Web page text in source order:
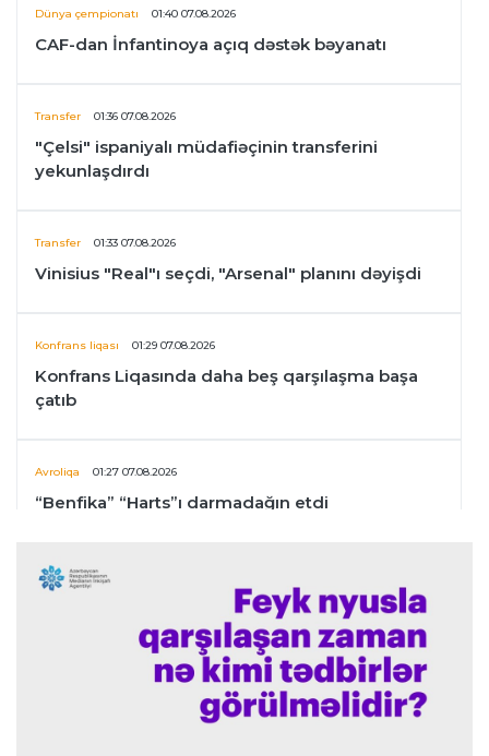
Dünya çempionatı 01:40 07.08.2026
CAF-dan İnfantinoya açıq dəstək bəyanatı
Transfer 01:36 07.08.2026
"Çelsi" ispaniyalı müdafiəçinin transferini
yekunlaşdırdı
Transfer 01:33 07.08.2026
Vinisius "Real"ı seçdi, "Arsenal" planını dəyişdi
Konfrans liqası 01:29 07.08.2026
Konfrans Liqasında daha beş qarşılaşma başa
çatıb
Avroliqa 01:27 07.08.2026
“Benfika” “Harts”ı darmadağın etdi
İspaniya L.L.
"Barselona" Mərakeş klubuna qarşı keçirilməsi
planlaşdırılan yoldaşlıq oyununu ləğv etdi
23:59 06.08.2026